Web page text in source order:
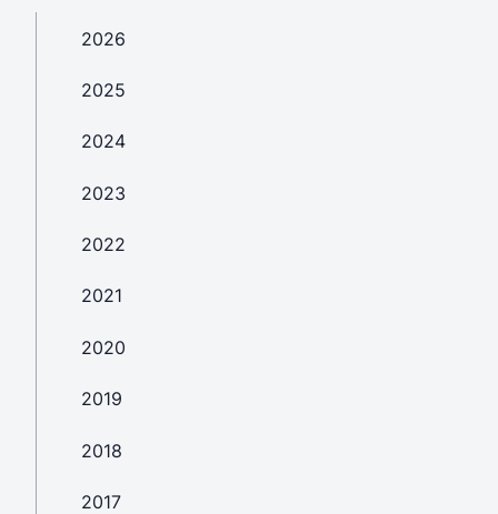
2026
2025
2024
2023
2022
2021
2020
2019
2018
2017